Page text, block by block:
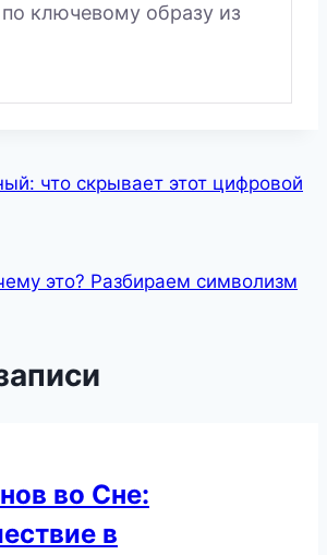
ключевому образу из
что скрывает этот цифровой
это? Разбираем символизм
во Сне:
в